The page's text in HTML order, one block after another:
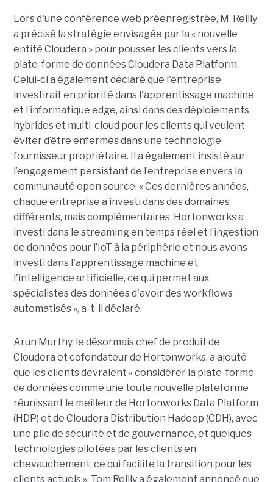
Lors d'une conférence web préenregistrée, M. Reilly
a précisé la stratégie envisagée par la « nouvelle
entité Cloudera » pour pousser les clients vers la
plate-forme de données Cloudera Data Platform.
Celui-ci a également déclaré que l'entreprise
investirait en priorité dans l'apprentissage machine
et l’informatique edge, ainsi dans des déploiements
hybrides et multi-cloud pour les clients qui veulent
éviter d’être enfermés dans une technologie
fournisseur propriétaire. Il a également insisté sur
l’engagement persistant de l’entreprise envers la
communauté open source. « Ces dernières années,
chaque entreprise a investi dans des domaines
différents, mais complémentaires. Hortonworks a
investi dans le streaming en temps réel et l’ingestion
de données pour l’IoT à la périphérie et nous avons
investi dans l'apprentissage machine et
l'intelligence artificielle, ce qui permet aux
spécialistes des données d'avoir des workflows
automatisés », a-t-il déclaré.
Arun Murthy, le désormais chef de produit de
Cloudera et cofondateur de Hortonworks, a ajouté
que les clients devraient « considérer la plate-forme
de données comme une toute nouvelle plateforme
réunissant le meilleur de Hortonworks Data Platform
(HDP) et de Cloudera Distribution Hadoop (CDH), avec
une pile de sécurité et de gouvernance, et quelques
technologies pilotées par les clients en
chevauchement, ce qui facilite la transition pour les
clients actuels ». Tom Reilly a également annoncé que